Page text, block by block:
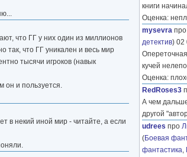
что ГГ у них один из миллионов
так, что ГГ уникален и весь мир
тысячи игроков (навык
он и пользуется.
в некий иной мир - читайте, а если
книги
Оценка:
mysevra про
детектив) 02
кучей
Оценка:
RedRoses3
А чем
другой
udrees про
(Боевая
фантастика,